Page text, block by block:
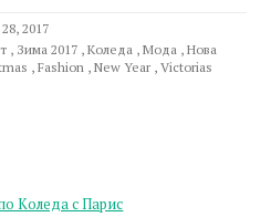
2017
, Зима 2017 ,Коледа ,Мода ,Нова
,Fashion ,New Year ,Victorias
Коледа с Парис